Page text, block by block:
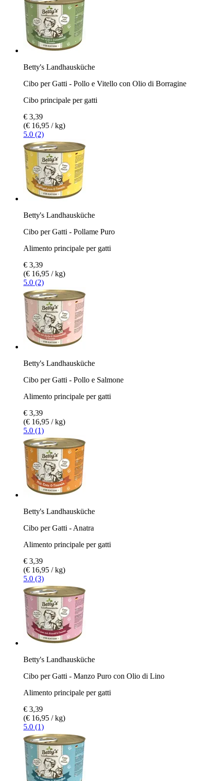
Betty's Landhausküche
Cibo per Gatti - Pollo e Vitello con Olio di Borragine
Cibo principale per gatti
€ 3,39
(€ 16,95 / kg)
5.0 (2)
Betty's Landhausküche
Cibo per Gatti - Pollame Puro
Alimento principale per gatti
€ 3,39
(€ 16,95 / kg)
5.0 (2)
Betty's Landhausküche
Cibo per Gatti - Pollo e Salmone
Alimento principale per gatti
€ 3,39
(€ 16,95 / kg)
5.0 (1)
Betty's Landhausküche
Cibo per Gatti - Anatra
Alimento principale per gatti
€ 3,39
(€ 16,95 / kg)
5.0 (3)
Betty's Landhausküche
Cibo per Gatti - Manzo Puro con Olio di Lino
Alimento principale per gatti
€ 3,39
(€ 16,95 / kg)
5.0 (1)